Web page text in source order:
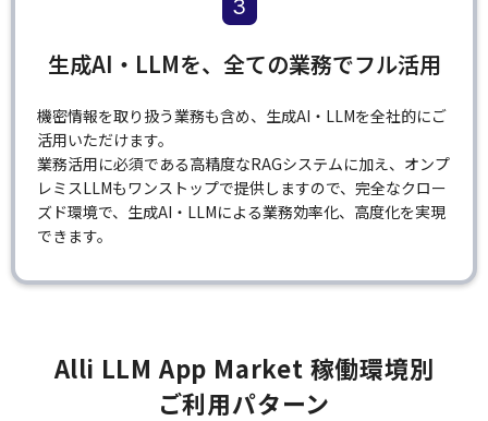
3
生成AI・LLMを、全ての業務でフル活用
機密情報を取り扱う業務も含め、生成AI・LLMを全社的にご
活用いただけます。
業務活用に必須である高精度なRAGシステムに加え、オンプ
レミスLLMもワンストップで提供しますので、完全なクロー
ズド環境で、生成AI・LLMによる業務効率化、高度化を実現
できます。
Alli LLM App Market 稼働環境別
ご利用パターン